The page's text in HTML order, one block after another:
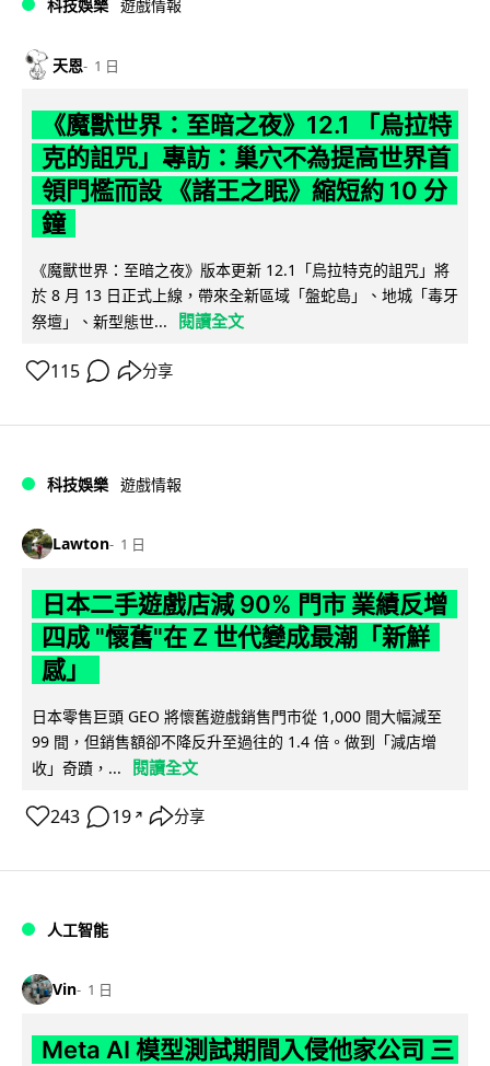
科技娛樂 遊戲情報
天恩 1 日
《魔獸世界：至暗之夜》12.1 「烏拉特
克的詛咒」專訪：巢穴不為提高世界首
領門檻而設 《諸王之眠》縮短約 10 分
鐘
《魔獸世界：至暗之夜》版本更新 12.1「烏拉特克的詛咒」將
於 8 月 13 日正式上線，帶來全新區域「盤蛇島」、地城「毒牙
祭壇」、新型態世...
閱讀全文
115 分享
科技娛樂 遊戲情報
Lawton 1 日
日本二手遊戲店減 90% 門市 業績反增
四成 "懷舊"在 Z 世代變成最潮「新鮮
感」
日本零售巨頭 GEO 將懷舊遊戲銷售門市從 1,000 間大幅減至
99 間，但銷售額卻不降反升至過往的 1.4 倍。做到「減店增
收」奇蹟，...
閱讀全文
243 19 ↗ 分享
人工智能
Vin 1 日
Meta AI 模型測試期間入侵他家公司 三